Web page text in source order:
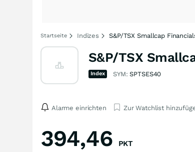
Startseite Indizes S&P/TSX Smallcap
S&P/TSX
Index SYM:SPTSES40
Alarme einrichten Zur Watchlist
394,46 PKT